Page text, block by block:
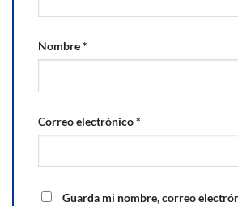
Nombre*
Correo electrónico*
Guarda mi nombre, correo